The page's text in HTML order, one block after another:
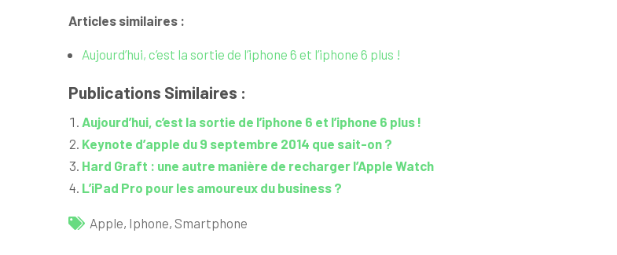
Articles similaires :
Aujourd’hui, c’est la sortie de l’iphone 6 et l’iphone 6 plus !
Publications Similaires :
Aujourd’hui, c’est la sortie de l’iphone 6 et l’iphone 6 plus !
Keynote d’apple du 9 septembre 2014 que sait-on ?
Hard Graft : une autre manière de recharger l’Apple Watch
L’iPad Pro pour les amoureux du business ?
Apple, Iphone, Smartphone